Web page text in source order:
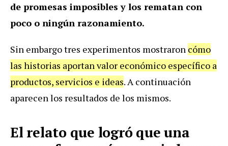
de promesas imposibles y los rematan con
poco o ningún razonamiento.
Sin embargo tres experimentos mostraron cómo
las historias aportan valor económico específico a
productos, servicios e ideas. A continuación
aparecen los resultados de los mismos.
El relato que logró que una